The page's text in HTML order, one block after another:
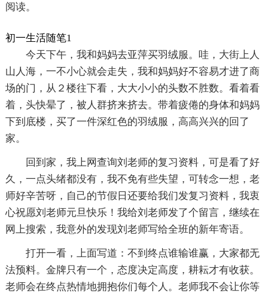
阅读。
初一生活随笔1
今天下午，我和妈妈去亚萍买羽绒服。哇，大街上人
山人海，一不小心就会走失，我和妈妈好不容易才进了商
场的门，从２楼往下看，大大小小的头数不胜数。看着看
着，头快晕了，被人群挤来挤去。带着疲倦的身体和妈妈
下到底楼，买了一件深红色的羽绒服，高高兴兴的回了
家。
回到家，我上网查询刘老师的复习资料，可是看了好
久，一点头绪都没有，我不免有些失望，可转念一想，老
师好辛苦呀，自己的节假日还要给我们发复习资料，我衷
心祝愿刘老师元旦快乐！我给刘老师发了个留言，继续在
网上搜索，我意外的发现刘老师写给全班的新年寄语。
打开一看，上面写道：不到终点谁输谁赢，大家都无
法预料。金牌只有一个，态度决定高度，耕耘才有收获。
老师会在终点热情地拥抱你们每个人。老师我不会让你等